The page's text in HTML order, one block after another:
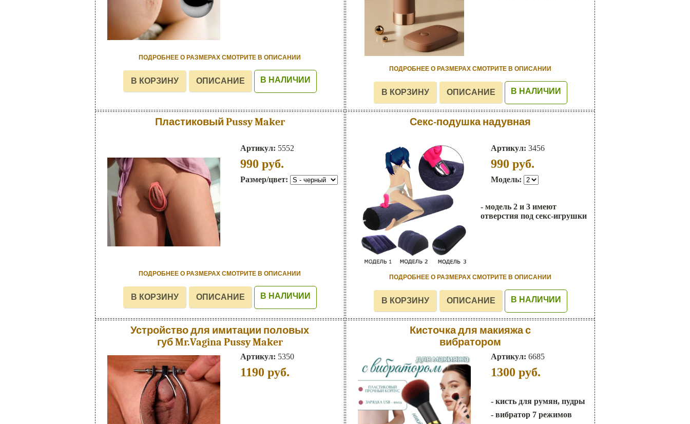
ПОДРОБНЕЕ О РАЗМЕРАХ СМОТРИТЕ В ОПИСАНИИ
В НАЛИЧИИ
ПОДРОБНЕЕ О РАЗМЕРАХ СМОТРИТЕ В ОПИСАНИИ
В НАЛИЧИИ
Пластиковый Pussy Maker
Артикул: 5552
990 руб.
Размер/цвет:
ПОДРОБНЕЕ О РАЗМЕРАХ СМОТРИТЕ В ОПИСАНИИ
В НАЛИЧИИ
Секс-подушка надувная
Артикул: 3456
990 руб.
Модель:
- модель 2 и 3 имеют
отверстия под секс-игрушки
ПОДРОБНЕЕ О РАЗМЕРАХ СМОТРИТЕ В ОПИСАНИИ
В НАЛИЧИИ
Устройство для имитации половых
губ Mr.Vagina Pussy Maker
Артикул: 5350
1190 руб.
Кисточка для макияжа с
вибратором
Артикул: 6685
1300 руб.
- кисть для румян, пудры
- вибратор 7 режимов